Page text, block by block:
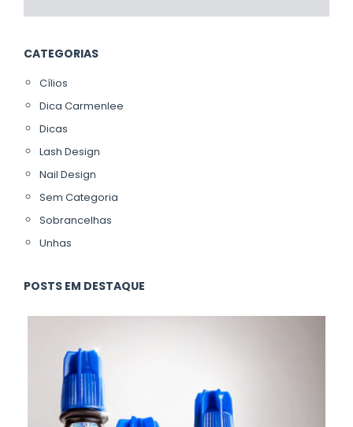
CATEGORIAS
Cílios
Dica Carmenlee
Dicas
Lash Design
Nail Design
Sem Categoria
Sobrancelhas
Unhas
POSTS EM DESTAQUE